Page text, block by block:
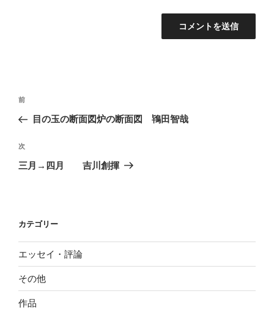
投
ナ
ビ
ゲ
ン
前
の
稿
前
目の玉の断面図炉の断面図 鴇田智哉
次
の
次
三月→四月 吉川創揮
カテゴリー
エッセイ・評論
その他
作品